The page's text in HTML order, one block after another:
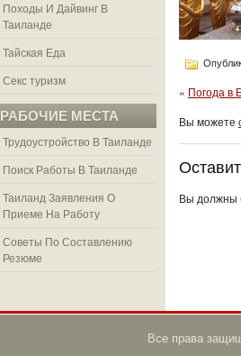
Походы И Дайвинг В
Таиланде
Тайская Еда
Секс туризм
РАБОЧИЕ МЕСТА
Трудоустройство В Таиланде
Поиск Работы В Таиланде
Таиланд Заявления О
Приеме На Работу
Советы По Составлению
Резюме
« Погода в
Вы можете
Вы должны
Все права